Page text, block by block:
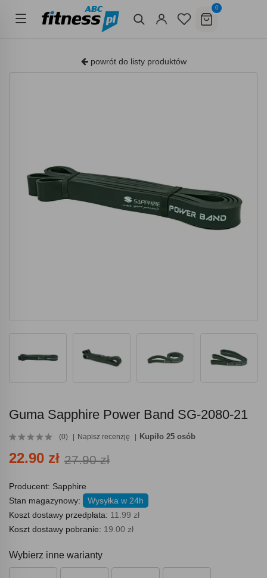
0
powrót do listy produktów
Guma Sapphire Power Band SG-2080-21
(0) Napisz recenzję Kupiło 25 osób
22.90 zł 27.90 zł
Producent: Sapphire
Stan magazynowy:
Wysyłka w 24h
Koszt dostawy przedpłata: 11.99 zł
Koszt dostawy pobranie: 19.00 zł
Wybierz inne warianty